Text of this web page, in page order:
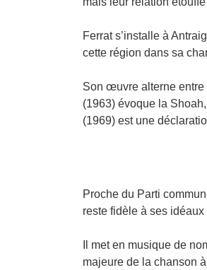
Ferrat s’installe à
cette région dans sa
Son œuvre alterne entre
(1963) évoque la
(1969) est une
Proche du Parti
reste fidèle à ses
Il met en musique de
majeure de la chanson